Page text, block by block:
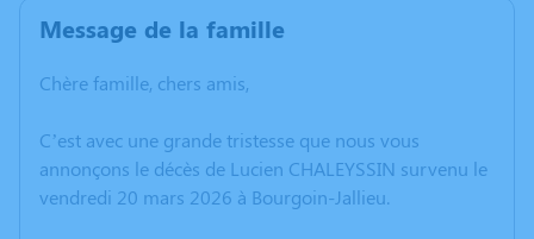
Message de la famille
Chère famille, chers amis,
C’est avec une grande tristesse que nous vous
annonçons le décès de Lucien CHALEYSSIN survenu le
vendredi 20 mars 2026 à Bourgoin-Jallieu.